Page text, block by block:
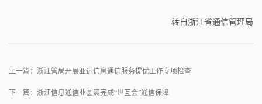
转自浙江省通信管理局
上一篇：浙江管局开展亚运信息通信服务提优工作专项检查
下一篇：浙江信息通信业圆满完成“世互会”通信保障